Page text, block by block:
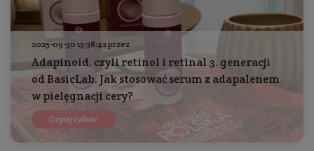
2025-09-30 13:38:42 przez
Adapinoid, czyli retinol i retinal 3. generacji
od BasicLab. Jak stosować serum z adapalenem
w pielęgnacji cery?
Czytaj całość